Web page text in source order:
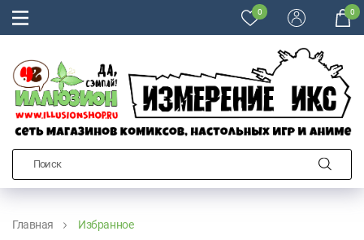
0 0
Главная Избранное